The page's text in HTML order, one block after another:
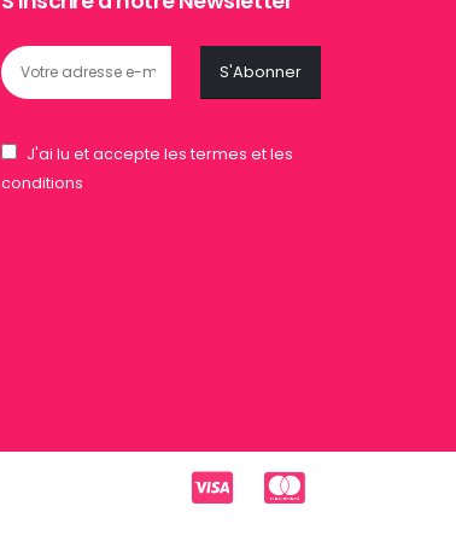
J'ai lu et accepte les termes et les
conditions